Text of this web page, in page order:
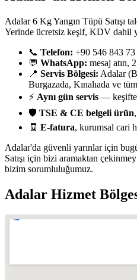
Adalar 6 Kg Yangın Tüpü Satışı
Yerinde ücretsiz keşif, KDV dahil
📞 Telefon: +90 546 843
💬 WhatsApp: mesaj atın,
📍 Servis Bölgesi: Adalar
Burgazada, Kınalıada ve
⚡ Aynı gün servis —
🛡️ TSE & CE belgeli ürün
🧾 E-fatura, kurumsal cari
Adalar'da güvenli yarınlar için
Satışı için bizi aramaktan
bizim sorumluluğumuz.
Adalar Hizmet